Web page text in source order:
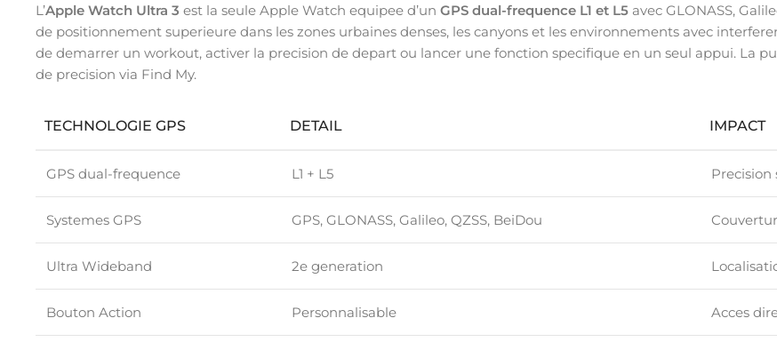
L’Apple Watch Ultra 3 est la seule Apple Watch equipee d’un GPS dual-frequence L1 et L5 avec GLONASS,
de positionnement superieure dans les zones urbaines denses, les canyons et les environnements avec
de demarrer un workout, activer la precision de depart ou lancer une fonction specifique en un seul appui. La
de precision via Find My.
TECHNOLOGIE GPS DETAIL IMPACT
GPS dual-frequence L1 + L5
Systemes GPS GPS, GLONASS, Galileo, QZSS, BeiDou
Ultra Wideband 2e generation
Bouton Action Personnalisable Acces